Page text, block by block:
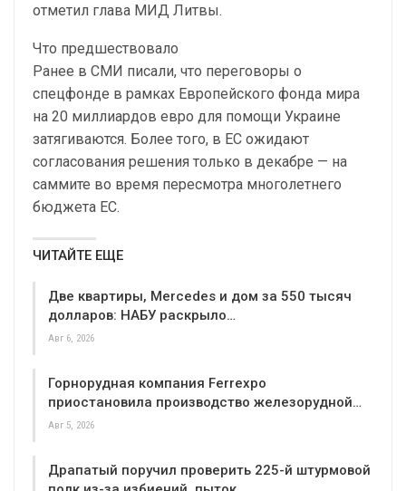
отметил глава МИД Литвы.
Что предшествовало
Ранее в СМИ писали, что переговоры о
спецфонде в рамках Европейского фонда мира
на 20 миллиардов евро для помощи Украине
затягиваются. Более того, в ЕС ожидают
согласования решения только в декабре — на
саммите во время пересмотра многолетнего
бюджета ЕС.
ЧИТАЙТЕ ЕЩЕ
Две квартиры, Mercedes и дом за 550 тысяч
долларов: НАБУ раскрыло…
Авг 6, 2026
Горнорудная компания Ferrexpo
приостановила производство железорудной…
Авг 5, 2026
Драпатый поручил проверить 225-й штурмовой